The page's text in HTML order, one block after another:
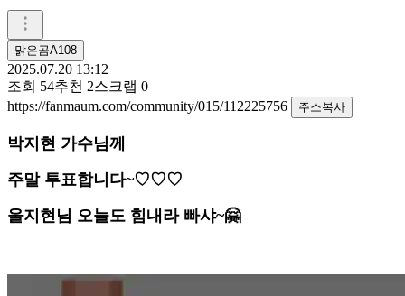
맑은곰A108
2025.07.20 13:12
조회 54추천 2스크랩 0
https://fanmaum.com/community/015/112225756
주소복사
박지현 가수님께
주말 투표합니다~♡♡♡
울지현님 오늘도 힘내라 빠샤~🤗